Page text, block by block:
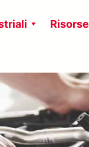
Risorse